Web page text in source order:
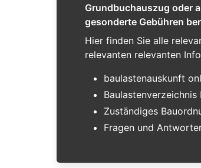
Grundbuchauszug oder
gesonderte Gebühren
Hier finden Sie alle
relevanten relevanten
baulastenauskunft
Baulastenverzeichnis
Zuständiges
Fragen und